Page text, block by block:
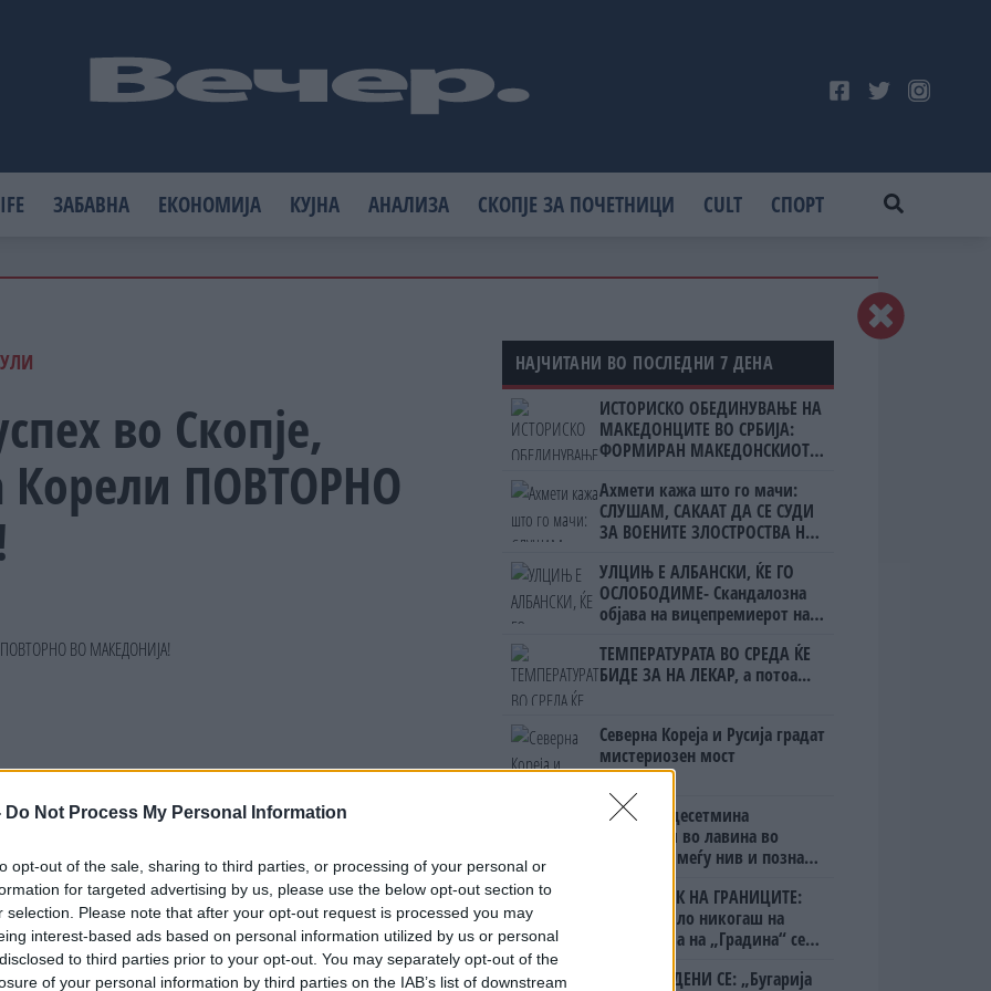
Do Not Process My Personal Information
opt-out of the sale, sharing to third parties, or processing of your personal or
for targeted advertising by us, please use the below opt-out section to
selection. Please note that after your opt-out request is processed you may
interest-based ads based on personal information utilized by us or personal
to third parties prior to your opt-out. You may separately opt-out of the
of your personal information by third parties on the IAB’s list of downstream
ЗАБАВНА ЕКОНОМИЈА КУЈНА АНАЛИЗА СКОПЈЕ ЗА ПОЧЕТНИЦИ CULT СПОРТ
во Скопје,
Корели ПОВТОРНО
НАЈЧИТАНИ ВО ПОСЛЕДНИ 7 ДЕНА
ИСТОРИСКО ОБЕДИНУВАЊЕ НА
МАКЕДОНЦИТЕ ВО СРБИЈА:
ФОРМИРАН МАКЕДОНСКИОТ
Ахмети кажа што го мачи:
СЛУШАМ, САКААТ ДА СЕ СУДИ
ЗА ВОЕНИТЕ ЗЛОСТРОСТВА НА
УЛЦИЊ Е АЛБАНСКИ, ЌЕ ГО
ОСЛОБОДИМЕ- Скандалозна
објава на вицепремиерот на
ТЕМПЕРАТУРАТА ВО СРЕДА ЌЕ
БИДЕ ЗА НА ЛЕКАР, а потоа...
Северна Кореја и Русија градат
мистериозен мост
Исчезнаа десетмина
алпинисти во лавина во
Пакистан- меѓу нив и познат
БЕЛ ШТРАЈК НА ГРАНИЦИТЕ:
Вака не било никогаш на
„Евзони“, а на „Градина“ се
ПРЕДУПРЕДЕНИ СЕ: „Бугарија